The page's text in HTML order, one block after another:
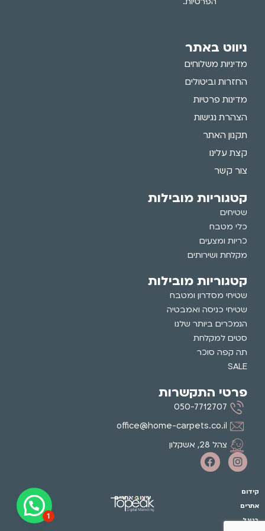
ניווט באתר
מדיניות משלוחים
החזרות וביטולים
מדינות פרטיות
הצהרת נגישות
תקנון האתר
קצת עלינו
צור קשר
קטגוריות מובילות
שטיחים
כלי מטבח
כריות ומצעים
מקלחת ושירותים
קטגוריות מובילות
שטיחי מסדרון ומטבח
שטיחי כניסה ואמבטיה
הנמכרים ביותר שלנו
סטים למקלחת
תה קפה סוכר
SALE
פרטי התקשרות
050-7712707
office@home-carpets.co.il
צהל 28, אשקלון
קידום
אתרים
בגוגל
עיצוב אתרים
1